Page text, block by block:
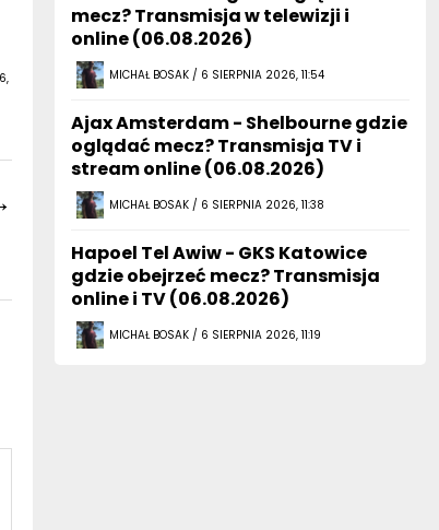
mecz? Transmisja w telewizji i
online (06.08.2026)
MICHAŁ BOSAK / 6 SIERPNIA 2026, 11:54
Ajax Amsterdam - Shelbourne gdzie
oglądać mecz? Transmisja TV i
stream online (06.08.2026)
MICHAŁ BOSAK / 6 SIERPNIA 2026, 11:38
Hapoel Tel Awiw - GKS Katowice
gdzie obejrzeć mecz? Transmisja
online i TV (06.08.2026)
MICHAŁ BOSAK / 6 SIERPNIA 2026, 11:19